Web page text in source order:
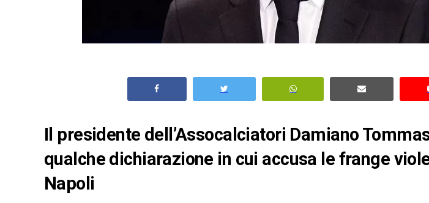
Il presidente dell’Assocalciatori Damiano
qualche dichiarazione in cui accusa le frange
Napoli